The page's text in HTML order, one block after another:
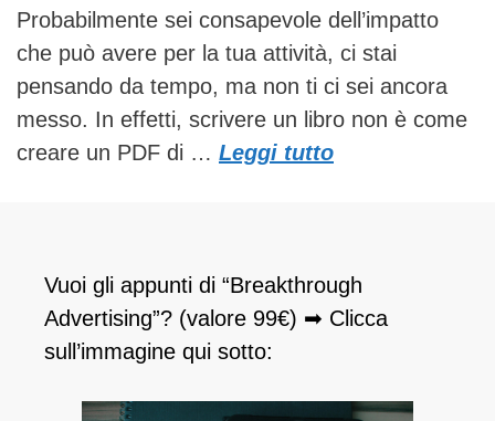
Probabilmente sei consapevole dell’impatto
che può avere per la tua attività, ci stai
pensando da tempo, ma non ti ci sei ancora
messo. In effetti, scrivere un libro non è come
creare un PDF di … Leggi tutto
Vuoi gli appunti di “Breakthrough
Advertising”? (valore 99€) ➡ Clicca
sull’immagine qui sotto: